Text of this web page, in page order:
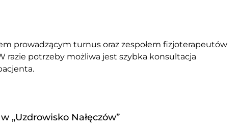
prowadzącym turnus oraz zespołem fizjoterapeutów
razie potrzeby możliwa jest szybka konsultacja
„Uzdrowisko Nałęczów”